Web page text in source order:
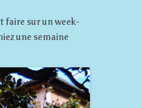
faire sur un week-
une semaine